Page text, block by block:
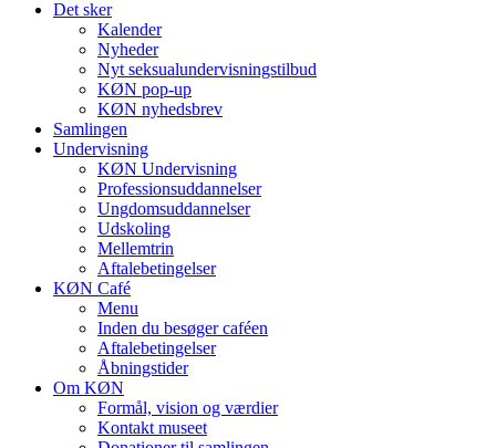
Det sker
Kalender
Nyheder
Nyt seksualundervisningstilbud
KØN pop-up
KØN nyhedsbrev
Samlingen
Undervisning
KØN Undervisning
Professionsuddannelser
Ungdomsuddannelser
Udskoling
Mellemtrin
Aftalebetingelser
KØN Café
Menu
Inden du besøger caféen
Aftalebetingelser
Åbningstider
Om KØN
Formål, vision og værdier
Kontakt museet